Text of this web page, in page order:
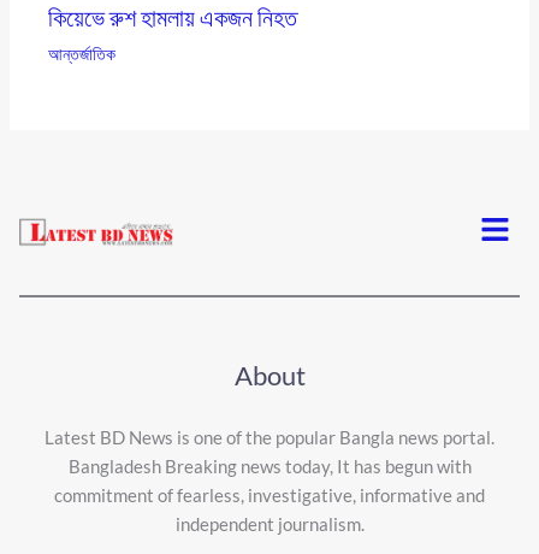
কিয়েভে রুশ হামলায় একজন নিহত
আন্তর্জাতিক
Menu
About
Latest BD News is one of the popular Bangla news portal.
Bangladesh Breaking news today, It has begun with
commitment of fearless, investigative, informative and
independent journalism.